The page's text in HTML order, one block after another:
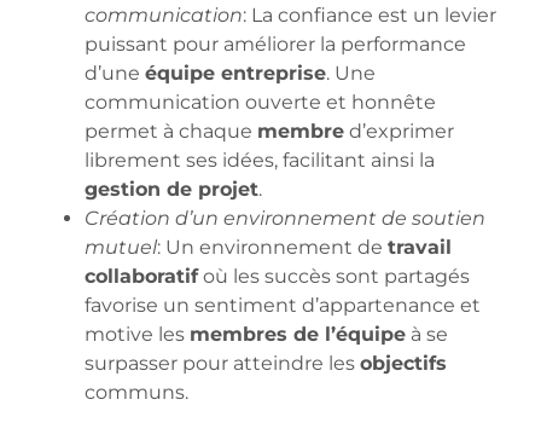
communication: La confiance est un levier
puissant pour améliorer la performance
d’une équipe entreprise. Une
communication ouverte et honnête
permet à chaque membre d’exprimer
librement ses idées, facilitant ainsi la
gestion de projet.
Création d’un environnement de soutien
mutuel: Un environnement de travail
collaboratifoù les succès sont partagés
favorise un sentiment d’appartenance et
motive les membres de l’équipe à se
surpasser pour atteindre les objectifs
communs.